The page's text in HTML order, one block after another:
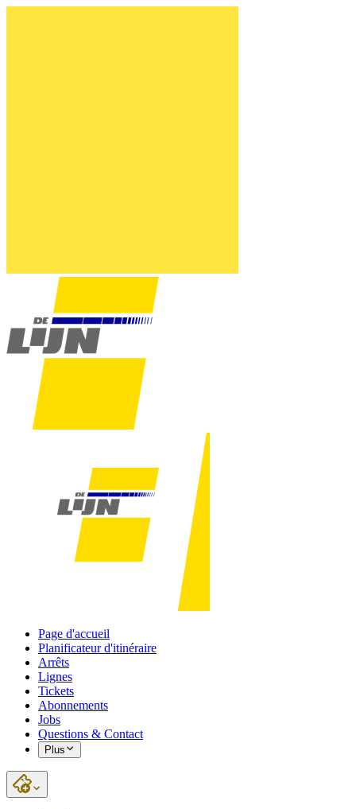
Page d'accueil
Planificateur d'itinéraire
Arrêts
Lignes
Tickets
Abonnements
Jobs
Questions & Contact
Plus